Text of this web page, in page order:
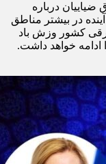
ضیاییان درباره
در بیشتر مناطق
کشور وزش باد
خواهد داشت.